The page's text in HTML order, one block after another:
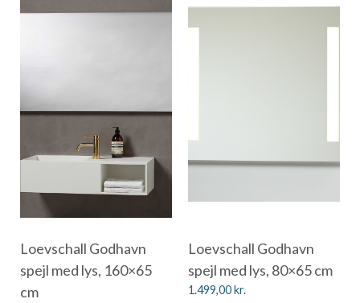
Loevschall Godhavn
spejl med lys, 160×65
cm
Loevschall Godhavn
spejl med lys, 80×65 cm
1.499,00kr.